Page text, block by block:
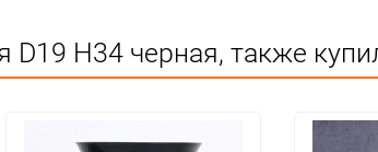
Особых условий не требует
D19 H34 черная, также